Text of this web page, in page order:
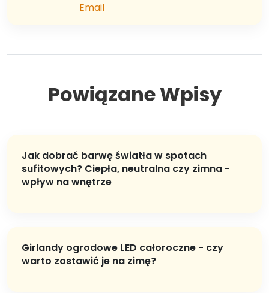
Email
Powiązane Wpisy
Jak dobrać barwę światła w spotach
sufitowych? Ciepła, neutralna czy zimna -
wpływ na wnętrze
Girlandy ogrodowe LED całoroczne - czy
warto zostawić je na zimę?